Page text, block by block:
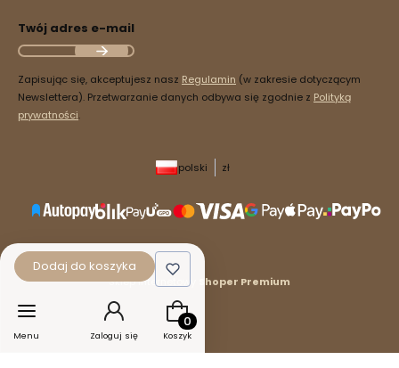
Twój adres e-mail
Zapisując się, akceptujesz nasz Regulamin (w zakresie dotyczącym
Newslettera). Przetwarzanie danych odbywa się zgodnie z Polityką
prywatności.
polski zł
Sklep internetowy Shoper Premium
Dodaj do koszyka
Menu Zaloguj się
Produkty w koszyku: 0. Zobacz
Koszyk